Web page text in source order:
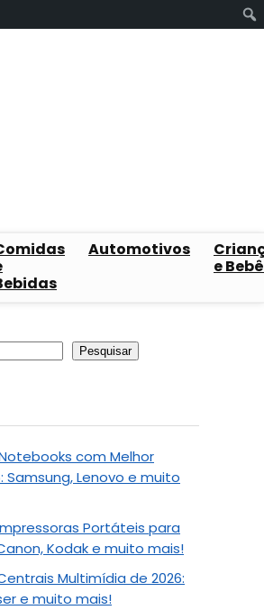
Automotivos
e
Pesquisar
com Melhor
Samsung, Lenovo e muito
Portáteis para
Kodak e muito mais!
Multimídia de 2026:
e muito mais!